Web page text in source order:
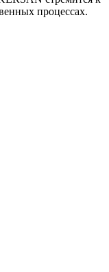
процессах.